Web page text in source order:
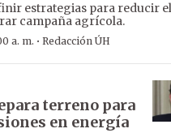
estrategias para reducir
campaña agrícola.
a. m. · Redacción ÚH
terreno para
en energía